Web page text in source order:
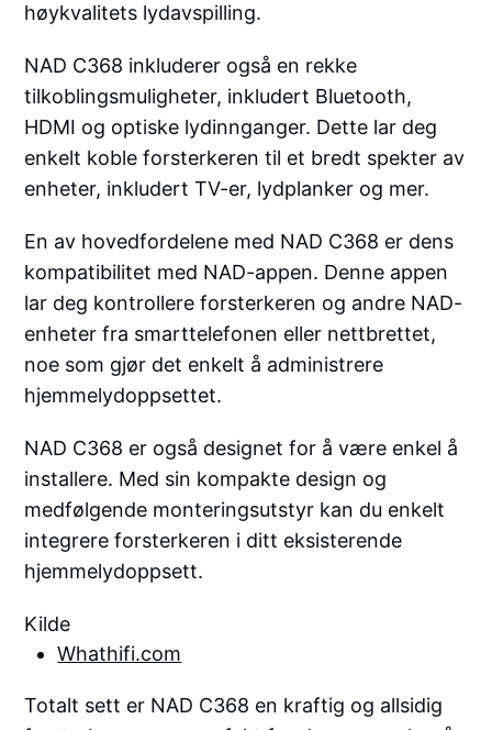
høykvalitets lydavspilling.
NAD C368 inkluderer også en rekke
tilkoblingsmuligheter, inkludert Bluetooth,
HDMI og optiske lydinnganger. Dette lar deg
enkelt koble forsterkeren til et bredt spekter av
enheter, inkludert TV-er, lydplanker og mer.
En av hovedfordelene med NAD C368 er dens
kompatibilitet med NAD-appen. Denne appen
lar deg kontrollere forsterkeren og andre NAD-
enheter fra smarttelefonen eller nettbrettet,
noe som gjør det enkelt å administrere
hjemmelydoppsettet.
NAD C368 er også designet for å være enkel å
installere. Med sin kompakte design og
medfølgende monteringsutstyr kan du enkelt
integrere forsterkeren i ditt eksisterende
hjemmelydoppsett.
Kilde
Whathifi.com
Totalt sett er NAD C368 en kraftig og allsidig